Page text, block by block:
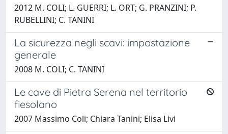
2012 M. COLI; L. GUERRI; L. ORT; G. PRANZINI; P.
RUBELLINI; C. TANINI
La sicurezza negli scavi: impostazione
generale
2008 M. COLI; C. TANINI
Le cave di Pietra Serena nel territorio
fiesolano
2007 Massimo Coli; Chiara Tanini; Elisa Livi